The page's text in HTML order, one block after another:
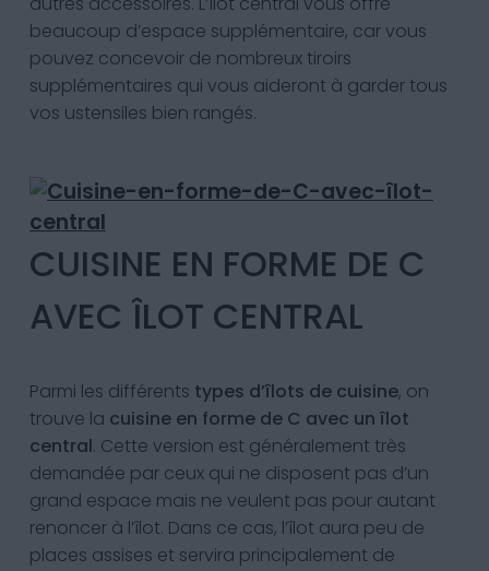
beaucoup d’espace supplémentaire, car vous
pouvez concevoir de nombreux tiroirs
supplémentaires qui vous aideront à garder tous
vos ustensiles bien rangés.
CUISINE EN FORME DE C
AVEC ÎLOT CENTRAL
Parmi les différents types d’îlots de cuisine, on
trouve la cuisine en forme de C avec un îlot
central. Cette version est généralement très
demandée par ceux qui ne disposent pas d’un
grand espace mais ne veulent pas pour autant
renoncer à l’îlot. Dans ce cas, l’îlot aura peu de
places assises et servira principalement de